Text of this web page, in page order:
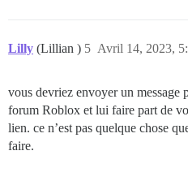
Lilly (Lillian ) Avril 14, 2023,
5
vous devriez envoyer un message
forum Roblox et lui faire part de
lien. ce n’est pas quelque chose
faire.